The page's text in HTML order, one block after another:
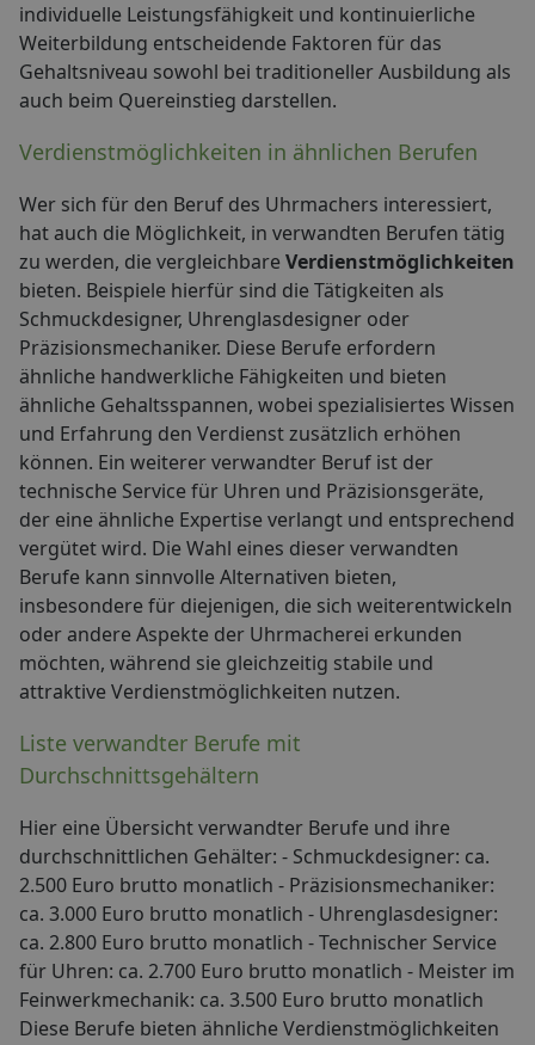
individuelle Leistungsfähigkeit und kontinuierliche
Weiterbildung entscheidende Faktoren für das
Gehaltsniveau sowohl bei traditioneller Ausbildung als
auch beim Quereinstieg darstellen.
Verdienstmöglichkeiten in ähnlichen Berufen
Wer sich für den Beruf des Uhrmachers interessiert,
hat auch die Möglichkeit, in verwandten Berufen tätig
zu werden, die vergleichbare Verdienstmöglichkeiten
bieten. Beispiele hierfür sind die Tätigkeiten als
Schmuckdesigner, Uhrenglasdesigner oder
Präzisionsmechaniker. Diese Berufe erfordern
ähnliche handwerkliche Fähigkeiten und bieten
ähnliche Gehaltsspannen, wobei spezialisiertes Wissen
und Erfahrung den Verdienst zusätzlich erhöhen
können. Ein weiterer verwandter Beruf ist der
technische Service für Uhren und Präzisionsgeräte,
der eine ähnliche Expertise verlangt und entsprechend
vergütet wird. Die Wahl eines dieser verwandten
Berufe kann sinnvolle Alternativen bieten,
insbesondere für diejenigen, die sich weiterentwickeln
oder andere Aspekte der Uhrmacherei erkunden
möchten, während sie gleichzeitig stabile und
attraktive Verdienstmöglichkeiten nutzen.
Liste verwandter Berufe mit
Durchschnittsgehältern
Hier eine Übersicht verwandter Berufe und ihre
durchschnittlichen Gehälter: - Schmuckdesigner: ca.
2.500 Euro brutto monatlich - Präzisionsmechaniker:
ca. 3.000 Euro brutto monatlich - Uhrenglasdesigner:
ca. 2.800 Euro brutto monatlich - Technischer Service
für Uhren: ca. 2.700 Euro brutto monatlich - Meister im
Feinwerkmechanik: ca. 3.500 Euro brutto monatlich
Diese Berufe bieten ähnliche Verdienstmöglichkeiten